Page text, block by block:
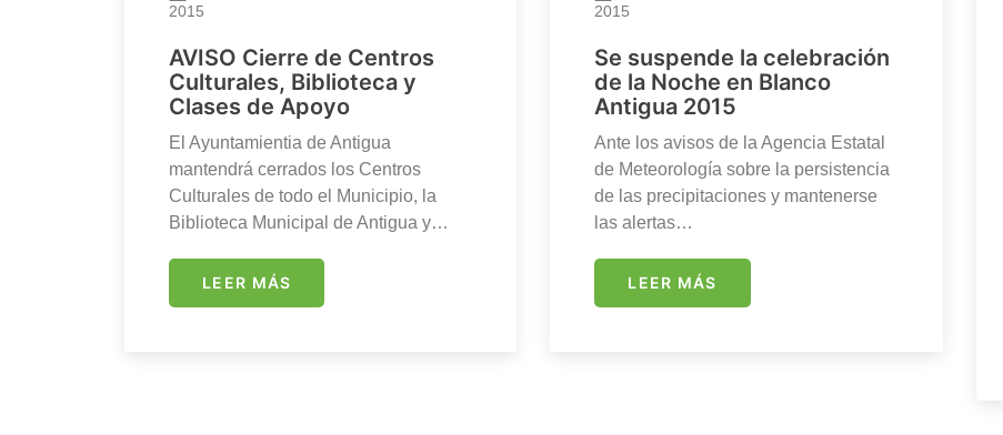
2015
AVISO Cierre de Centros
Culturales, Biblioteca y
Clases de Apoyo
El Ayuntamientia de Antigua
mantendrá cerrados los Centros
Culturales de todo el Municipio, la
Biblioteca Municipal de Antigua y…
LEER MÁS
2015
Se suspende la celebración
de la Noche en Blanco
Antigua 2015
Ante los avisos de la Agencia Estatal
de Meteorología sobre la persistencia
de las precipitaciones y mantenerse
las alertas…
LEER MÁS